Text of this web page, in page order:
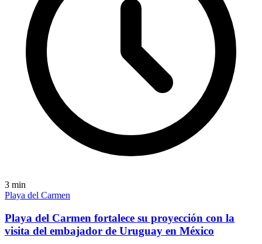
3 min
Playa del Carmen
Playa del Carmen fortalece su proyección con la
visita del embajador de Uruguay en México